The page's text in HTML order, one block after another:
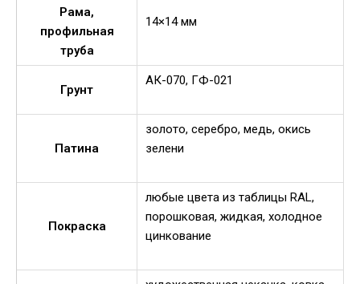
Рама,
профильная
труба
14×14 мм
Грунт
АК-070, ГФ-021
Патина
золото, серебро, медь, окись
зелени
Покраска
любые цвета из таблицы RAL,
порошковая, жидкая, холодное
цинкование